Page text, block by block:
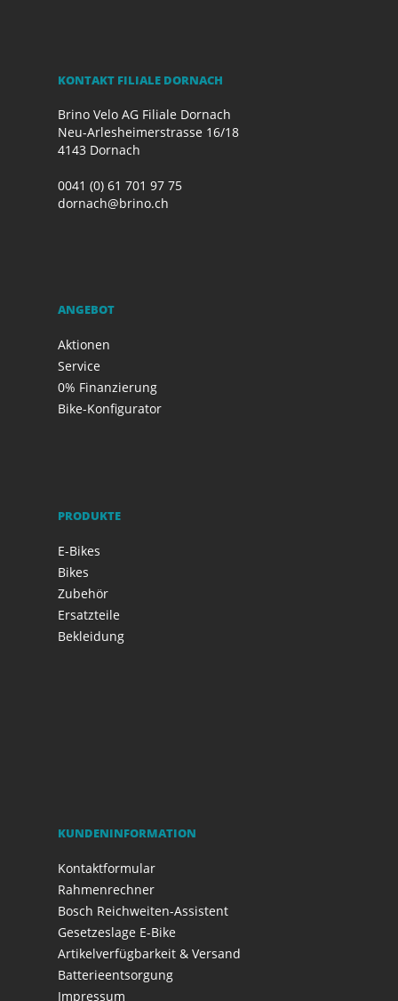
KONTAKT FILIALE DORNACH
Brino Velo AG Filiale Dornach
Neu-Arlesheimerstrasse 16/18
4143 Dornach
0041 (0) 61 701 97 75
dornach@brino.ch
ANGEBOT
Aktionen
Service
0% Finanzierung
Bike-Konfigurator
PRODUKTE
E-Bikes
Bikes
Zubehör
Ersatzteile
Bekleidung
KUNDENINFORMATION
Kontaktformular
Rahmenrechner
Bosch Reichweiten-Assistent
Gesetzeslage E-Bike
Artikelverfügbarkeit & Versand
Batterieentsorgung
Impressum